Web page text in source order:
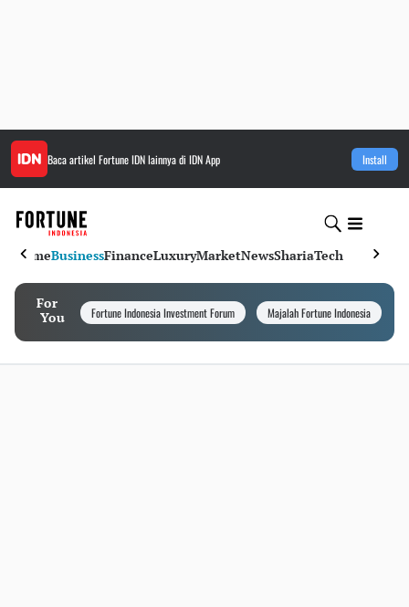
Baca artikel Fortune IDNlainnya di IDN App Install
HomeBusinessFinanceLuxuryMarketNewsShariaTech
For
You
Fortune Indonesia Investment Forum Majalah Fortune Indonesia